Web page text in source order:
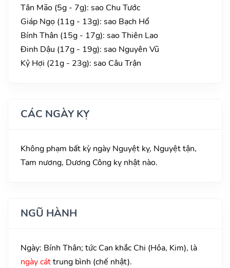
Tân Mão (5g - 7g): sao Chu Tước
Giáp Ngọ (11g - 13g): sao Bạch Hổ
Bính Thân (15g - 17g): sao Thiên Lao
Đinh Dậu (17g - 19g): sao Nguyên Vũ
Kỷ Hợi (21g - 23g): sao Câu Trận
CÁC NGÀY KỴ
Không phạm bất kỳ ngày Nguyệt kỵ, Nguyệt tận,
Tam nương, Dương Công kỵ nhật nào.
NGŨ HÀNH
Ngày: Bính Thân; tức Can khắc Chi (Hỏa, Kim), là
ngày cáttrung bình (chế nhật).